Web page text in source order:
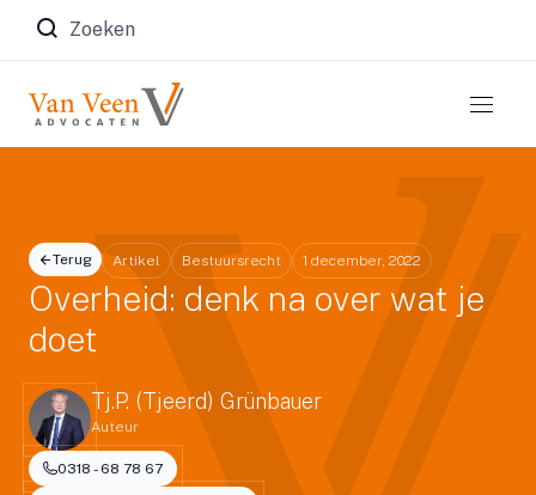
Zoeken naar:
Terug Artikel Bestuursrecht 1 december, 2022
Overheid: denk na over wat je
doet
Tj.P. (Tjeerd) Grünbauer
Auteur
0318 - 68 78 67